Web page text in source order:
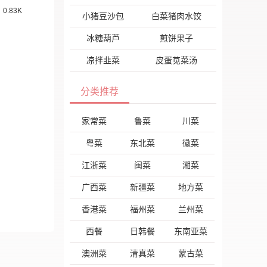
0.83K
小猪豆沙包 白菜猪肉水饺
冰糖葫芦 煎饼果子
凉拌韭菜 皮蛋苋菜汤
分类推荐
家常菜 鲁菜 川菜
粤菜 东北菜 徽菜
江浙菜 闽菜 湘菜
广西菜 新疆菜 地方菜
香港菜 福州菜 兰州菜
西餐 日韩餐 东南亚菜
澳洲菜 清真菜 蒙古菜